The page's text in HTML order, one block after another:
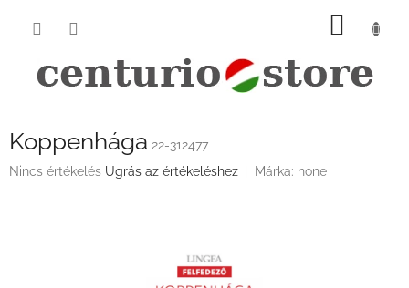
KOSÁR
Koppenhága 22-312477
A
Nincs értékelés Ugrás az értékeléshez Márka: none